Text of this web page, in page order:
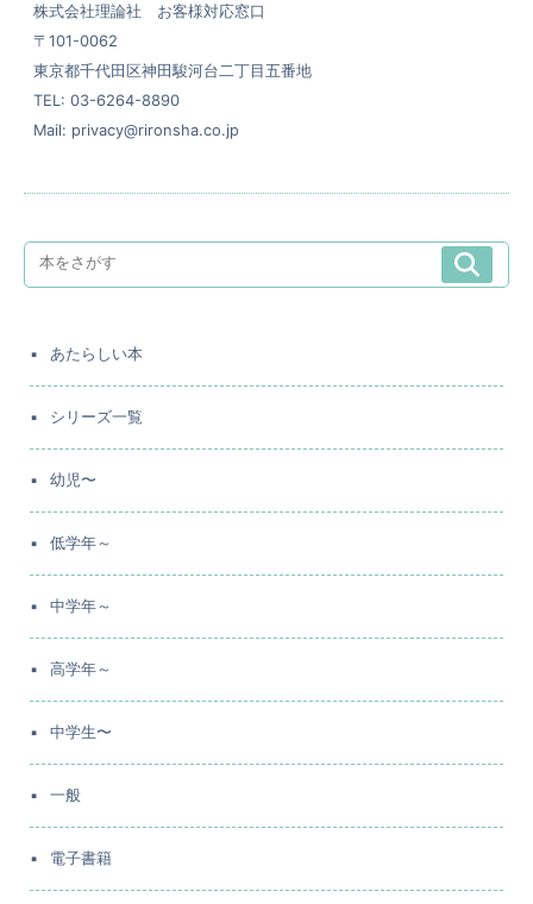
株式会社理論社 お客様対応窓口
〒101-0062
東京都千代田区神田駿河台二丁目五番地
TEL: 03-6264-8890
Mail: privacy@rironsha.co.jp
あたらしい本
シリーズ一覧
幼児〜
低学年～
中学年～
高学年～
中学生〜
一般
電子書籍